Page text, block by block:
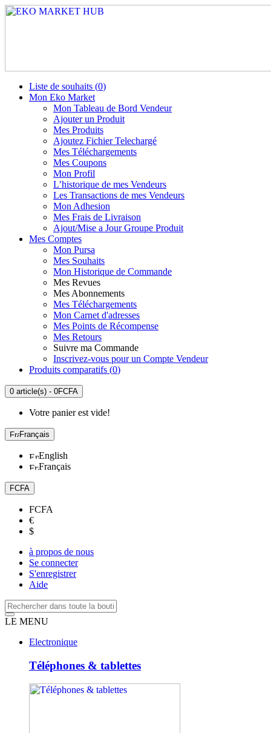
Liste de souhaits (0)
Mon Eko Market
Mon Tableau de Bord Vendeur
Ajouter un Produit
Mes Produits
Ajoutez Fichier Telechargé
Mes Téléchargements
Mes Coupons
Mon Profil
L’historique de mes Vendeurs
Les Transactions de mes Vendeurs
Mon Adhesion
Mes Frais de Livraison
Ajout/Mise a Jour Groupe Produit
Mes Comptes
Mon Pursa
Mes Souhaits
Mon Historique de Commande
Mes Revues
Mes Abonnements
Mes Téléchargements
Mon Carnet d'adresses
Mes Points de Récompense
Mes Retours
Suivre ma Commande
Inscrivez-vous pour un Compte Vendeur
Produits comparatifs (0)
0 article(s) - 0FCFA
Votre panier est vide!
Français
English
Français
FCFA
FCFA
€
$
à propos de nous
Se connecter
S'enregistrer
Aide
LE MENU
Electronique
Téléphones & tablettes